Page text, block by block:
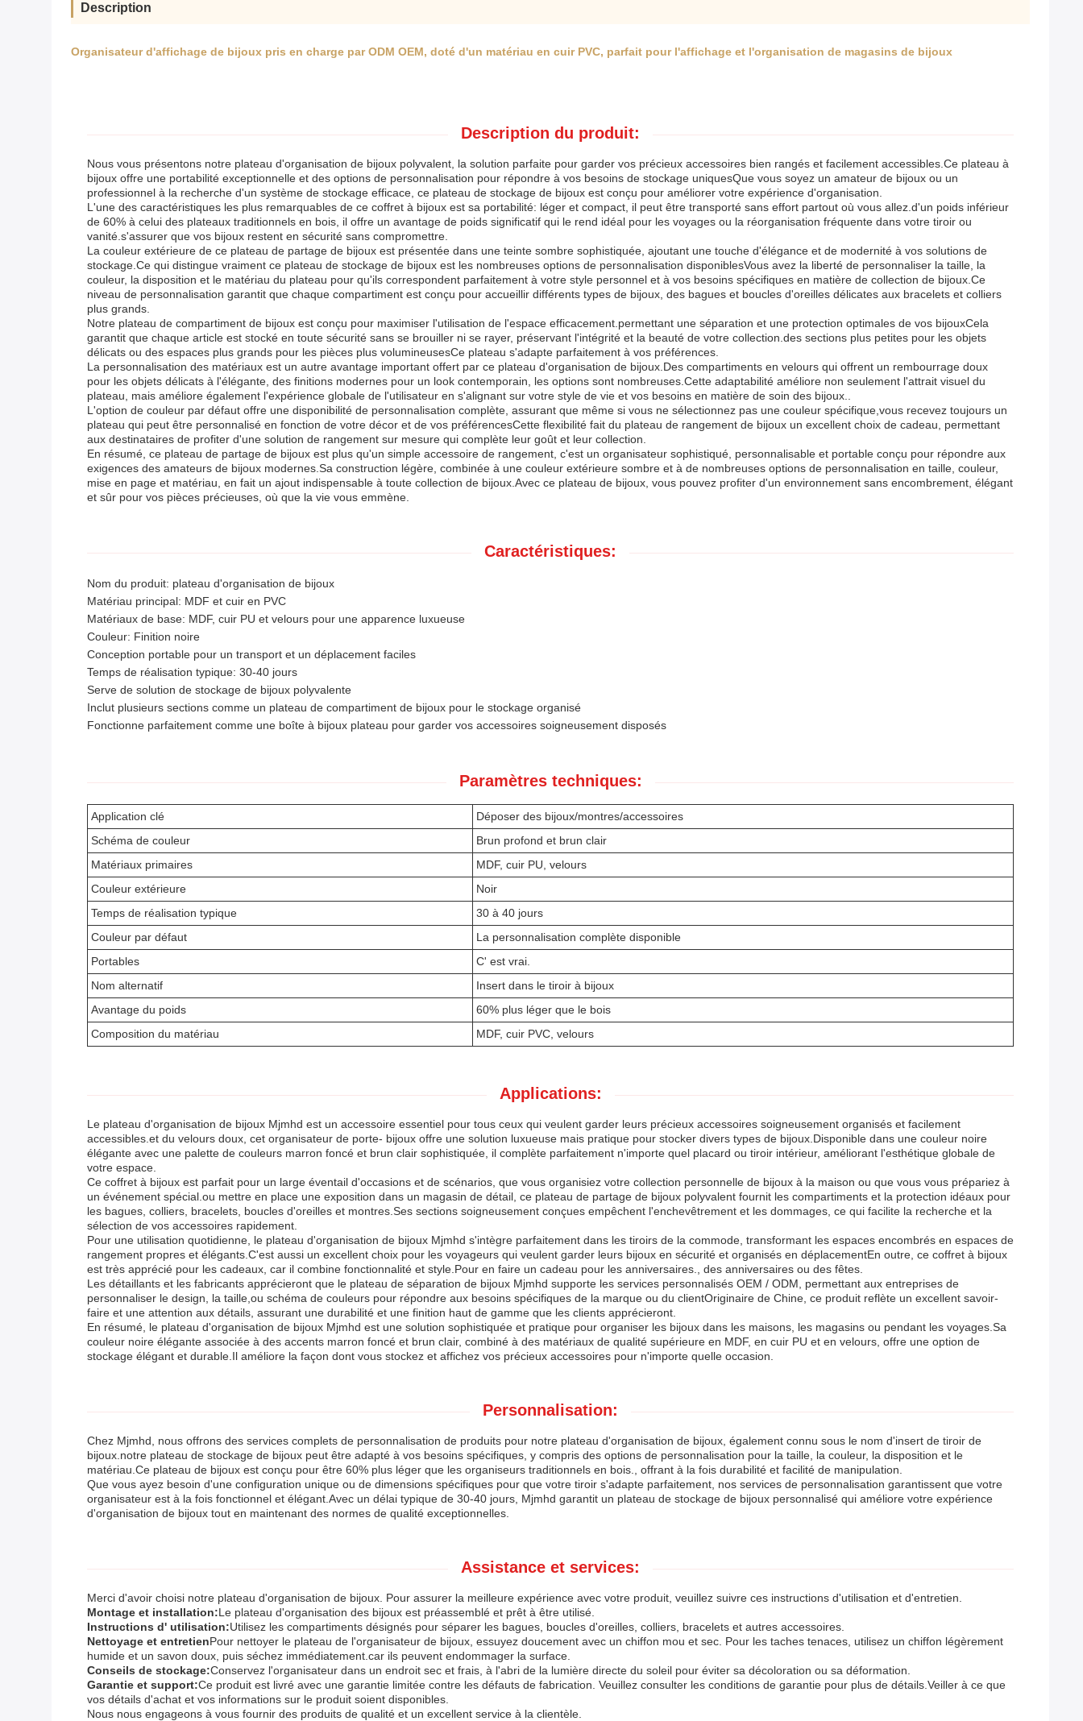
Description
Organisateur d'affichage de bijoux pris en charge par ODM OEM, doté d'un matériau en cuir PVC, parfait pour l'affichage et l'organisation de magasins de bijoux
Description du produit:
Nous vous présentons notre plateau d'organisation de bijoux polyvalent, la solution parfaite pour garder vos précieux accessoires bien rangés et facilement accessibles.Ce plateau à
bijoux offre une portabilité exceptionnelle et des options de personnalisation pour répondre à vos besoins de stockage uniquesQue vous soyez un amateur de bijoux ou un
professionnel à la recherche d'un système de stockage efficace, ce plateau de stockage de bijoux est conçu pour améliorer votre expérience d'organisation.
L'une des caractéristiques les plus remarquables de ce coffret à bijoux est sa portabilité: léger et compact, il peut être transporté sans effort partout où vous allez.d'un poids inférieur
de 60% à celui des plateaux traditionnels en bois, il offre un avantage de poids significatif qui le rend idéal pour les voyages ou la réorganisation fréquente dans votre tiroir ou
vanité.s'assurer que vos bijoux restent en sécurité sans compromettre.
La couleur extérieure de ce plateau de partage de bijoux est présentée dans une teinte sombre sophistiquée, ajoutant une touche d'élégance et de modernité à vos solutions de
stockage.Ce qui distingue vraiment ce plateau de stockage de bijoux est les nombreuses options de personnalisation disponiblesVous avez la liberté de personnaliser la taille, la
couleur, la disposition et le matériau du plateau pour qu'ils correspondent parfaitement à votre style personnel et à vos besoins spécifiques en matière de collection de bijoux.Ce
niveau de personnalisation garantit que chaque compartiment est conçu pour accueillir différents types de bijoux, des bagues et boucles d'oreilles délicates aux bracelets et colliers
plus grands.
Notre plateau de compartiment de bijoux est conçu pour maximiser l'utilisation de l'espace efficacement.permettant une séparation et une protection optimales de vos bijouxCela
garantit que chaque article est stocké en toute sécurité sans se brouiller ni se rayer, préservant l'intégrité et la beauté de votre collection.des sections plus petites pour les objets
délicats ou des espaces plus grands pour les pièces plus volumineusesCe plateau s'adapte parfaitement à vos préférences.
La personnalisation des matériaux est un autre avantage important offert par ce plateau d'organisation de bijoux.Des compartiments en velours qui offrent un rembourrage doux
pour les objets délicats à l'élégante, des finitions modernes pour un look contemporain, les options sont nombreuses.Cette adaptabilité améliore non seulement l'attrait visuel du
plateau, mais améliore également l'expérience globale de l'utilisateur en s'alignant sur votre style de vie et vos besoins en matière de soin des bijoux..
L'option de couleur par défaut offre une disponibilité de personnalisation complète, assurant que même si vous ne sélectionnez pas une couleur spécifique,vous recevez toujours un
plateau qui peut être personnalisé en fonction de votre décor et de vos préférencesCette flexibilité fait du plateau de rangement de bijoux un excellent choix de cadeau, permettant
aux destinataires de profiter d'une solution de rangement sur mesure qui complète leur goût et leur collection.
En résumé, ce plateau de partage de bijoux est plus qu'un simple accessoire de rangement, c'est un organisateur sophistiqué, personnalisable et portable conçu pour répondre aux
exigences des amateurs de bijoux modernes.Sa construction légère, combinée à une couleur extérieure sombre et à de nombreuses options de personnalisation en taille, couleur,
mise en page et matériau, en fait un ajout indispensable à toute collection de bijoux.Avec ce plateau de bijoux, vous pouvez profiter d'un environnement sans encombrement, élégant
et sûr pour vos pièces précieuses, où que la vie vous emmène.
Caractéristiques:
Nom du produit: plateau d'organisation de bijoux
Matériau principal: MDF et cuir en PVC
Matériaux de base: MDF, cuir PU et velours pour une apparence luxueuse
Couleur: Finition noire
Conception portable pour un transport et un déplacement faciles
Temps de réalisation typique: 30-40 jours
Serve de solution de stockage de bijoux polyvalente
Inclut plusieurs sections comme un plateau de compartiment de bijoux pour le stockage organisé
Fonctionne parfaitement comme une boîte à bijoux plateau pour garder vos accessoires soigneusement disposés
Paramètres techniques:
Application clé
Déposer des bijoux/montres/accessoires
Schéma de couleur
Brun profond et brun clair
Matériaux primaires
MDF, cuir PU, velours
Couleur extérieure
Noir
Temps de réalisation typique
30 à 40 jours
Couleur par défaut
La personnalisation complète disponible
Portables
C' est vrai.
Nom alternatif
Insert dans le tiroir à bijoux
Avantage du poids
60% plus léger que le bois
Composition du matériau
MDF, cuir PVC, velours
Applications:
Le plateau d'organisation de bijoux Mjmhd est un accessoire essentiel pour tous ceux qui veulent garder leurs précieux accessoires soigneusement organisés et facilement
accessibles.et du velours doux, cet organisateur de porte- bijoux offre une solution luxueuse mais pratique pour stocker divers types de bijoux.Disponible dans une couleur noire
élégante avec une palette de couleurs marron foncé et brun clair sophistiquée, il complète parfaitement n'importe quel placard ou tiroir intérieur, améliorant l'esthétique globale de
votre espace.
Ce coffret à bijoux est parfait pour un large éventail d'occasions et de scénarios, que vous organisiez votre collection personnelle de bijoux à la maison ou que vous vous prépariez à
un événement spécial.ou mettre en place une exposition dans un magasin de détail, ce plateau de partage de bijoux polyvalent fournit les compartiments et la protection idéaux pour
les bagues, colliers, bracelets, boucles d'oreilles et montres.Ses sections soigneusement conçues empêchent l'enchevêtrement et les dommages, ce qui facilite la recherche et la
sélection de vos accessoires rapidement.
Pour une utilisation quotidienne, le plateau d'organisation de bijoux Mjmhd s'intègre parfaitement dans les tiroirs de la commode, transformant les espaces encombrés en espaces de
rangement propres et élégants.C'est aussi un excellent choix pour les voyageurs qui veulent garder leurs bijoux en sécurité et organisés en déplacementEn outre, ce coffret à bijoux
est très apprécié pour les cadeaux, car il combine fonctionnalité et style.Pour en faire un cadeau pour les anniversaires., des anniversaires ou des fêtes.
Les détaillants et les fabricants apprécieront que le plateau de séparation de bijoux Mjmhd supporte les services personnalisés OEM / ODM, permettant aux entreprises de
personnaliser le design, la taille,ou schéma de couleurs pour répondre aux besoins spécifiques de la marque ou du clientOriginaire de Chine, ce produit reflète un excellent savoir-
faire et une attention aux détails, assurant une durabilité et une finition haut de gamme que les clients apprécieront.
En résumé, le plateau d'organisation de bijoux Mjmhd est une solution sophistiquée et pratique pour organiser les bijoux dans les maisons, les magasins ou pendant les voyages.Sa
couleur noire élégante associée à des accents marron foncé et brun clair, combiné à des matériaux de qualité supérieure en MDF, en cuir PU et en velours, offre une option de
stockage élégant et durable.Il améliore la façon dont vous stockez et affichez vos précieux accessoires pour n'importe quelle occasion.
Personnalisation:
Chez Mjmhd, nous offrons des services complets de personnalisation de produits pour notre plateau d'organisation de bijoux, également connu sous le nom d'insert de tiroir de
bijoux.notre plateau de stockage de bijoux peut être adapté à vos besoins spécifiques, y compris des options de personnalisation pour la taille, la couleur, la disposition et le
matériau.Ce plateau de bijoux est conçu pour être 60% plus léger que les organiseurs traditionnels en bois., offrant à la fois durabilité et facilité de manipulation.
Que vous ayez besoin d'une configuration unique ou de dimensions spécifiques pour que votre tiroir s'adapte parfaitement, nos services de personnalisation garantissent que votre
organisateur est à la fois fonctionnel et élégant.Avec un délai typique de 30-40 jours, Mjmhd garantit un plateau de stockage de bijoux personnalisé qui améliore votre expérience
d'organisation de bijoux tout en maintenant des normes de qualité exceptionnelles.
Assistance et services:
Merci d'avoir choisi notre plateau d'organisation de bijoux. Pour assurer la meilleure expérience avec votre produit, veuillez suivre ces instructions d'utilisation et d'entretien.
Montage et installation:Le plateau d'organisation des bijoux est préassemblé et prêt à être utilisé.
Instructions d' utilisation:Utilisez les compartiments désignés pour séparer les bagues, boucles d'oreilles, colliers, bracelets et autres accessoires.
Nettoyage et entretienPour nettoyer le plateau de l'organisateur de bijoux, essuyez doucement avec un chiffon mou et sec. Pour les taches tenaces, utilisez un chiffon légèrement
humide et un savon doux, puis séchez immédiatement.car ils peuvent endommager la surface.
Conseils de stockage:Conservez l'organisateur dans un endroit sec et frais, à l'abri de la lumière directe du soleil pour éviter sa décoloration ou sa déformation.
Garantie et support:Ce produit est livré avec une garantie limitée contre les défauts de fabrication. Veuillez consulter les conditions de garantie pour plus de détails.Veiller à ce que
vos détails d'achat et vos informations sur le produit soient disponibles.
Nous nous engageons à vous fournir des produits de qualité et un excellent service à la clientèle.